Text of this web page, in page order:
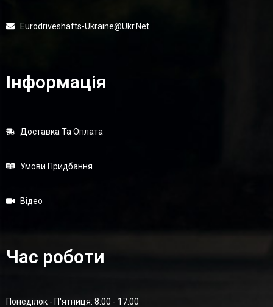
Eurodriveshafts-Ukraine@ukr.net
Інформація
Доставка Та Оплата
Умови Придбання
Відео
Час роботи
Понеділок - П'ятниця: 8:00 - 17:00